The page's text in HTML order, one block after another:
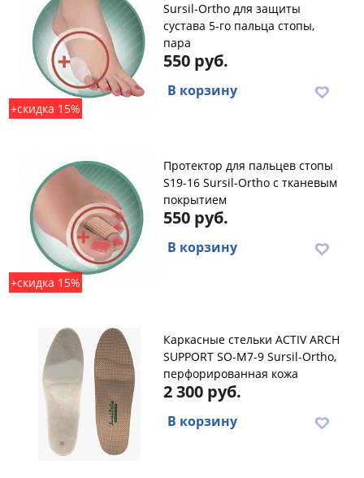
+скидка 15%
Sursil-Ortho для защиты
сустава 5-го пальца стопы,
пара
550 руб.
В корзину
+скидка 15%
Протектор для пальцев стопы
S19-16 Sursil-Ortho с тканевым
покрытием
550 руб.
В корзину
Каркасные стельки ACTIV ARCH
SUPPORT SO-M7-9 Sursil-Ortho,
перфорированная кожа
2 300 руб.
В корзину